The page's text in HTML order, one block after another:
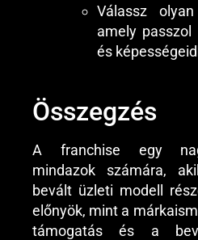
Válassz
amely passzol
és
Összegzés
A franchise egy
mindazok számára,
bevált üzleti modell
előnyök, mint a
támogatás és a